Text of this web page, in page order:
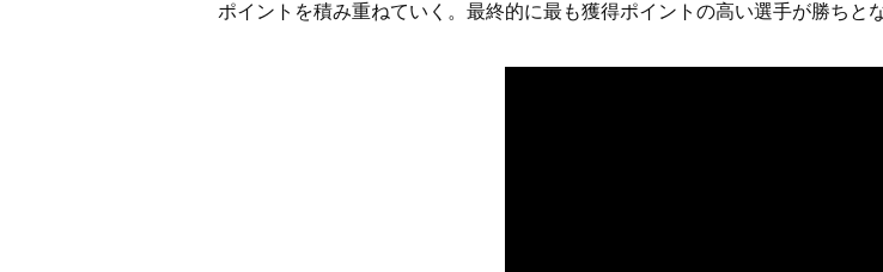
ポイントを積み重ねていく。最終的に最も獲得ポイントの高い選手が勝ちとな